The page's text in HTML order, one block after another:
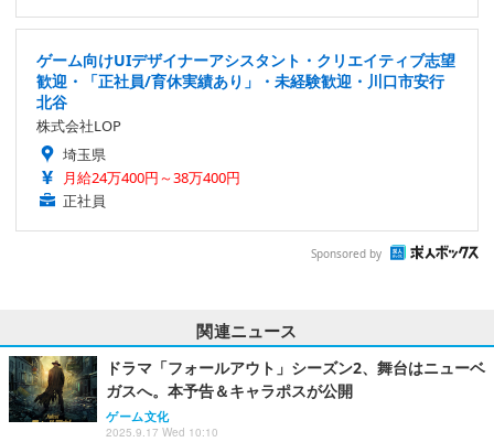
ゲーム向けUIデザイナーアシスタント・クリエイティブ志望
歓迎・「正社員/育休実績あり」・未経験歓迎・川口市安行
北谷
株式会社LOP
埼玉県
月給24万400円～38万400円
正社員
Sponsored by
関連ニュース
ドラマ「フォールアウト」シーズン2、舞台はニューベ
ガスへ。本予告＆キャラポスが公開
ゲーム文化
2025.9.17 Wed 10:10